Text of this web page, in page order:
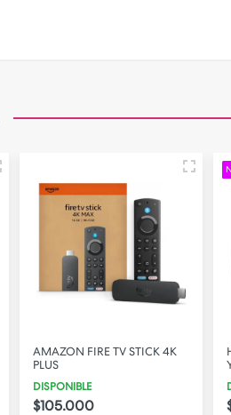
AMAZON FIRE TV STICK 4K
PLUS
DISPONIBLE
$105.000